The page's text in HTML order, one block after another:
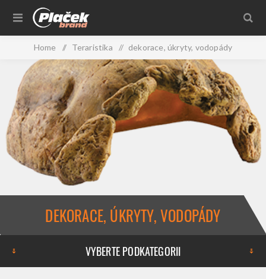
Home / Teraristika / dekorace, úkryty, vodopády
DEKORACE, ÚKRYTY, VODOPÁDY
VYBERTE PODKATEGORII